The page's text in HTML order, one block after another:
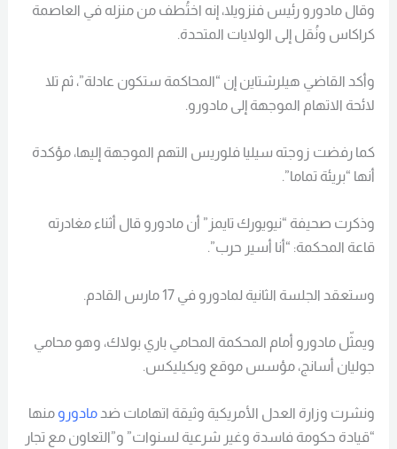
وقال مادورو رئيس فنزويلا، إنه اختُطف من منزله في العاصمة
كراكاس ونُقل إلى الولايات المتحدة.
وأكد القاضي هيلرشتاين إن “المحاكمة ستكون عادلة”، ثم تلا
لائحة الاتهام الموجهة إلى مادورو.
كما رفضت زوجته سيليا فلوريس التهم الموجهة إليها، مؤكدة
أنها “بريئة تماما”.
وذكرت صحيفة “نيويورك تايمز” أن مادورو قال أثناء مغادرته
قاعة المحكمة: “أنا أسير حرب”.
وستعقد الجلسة الثانية لمادورو في 17 مارس القادم.
ويمثّل مادورو أمام المحكمة المحامي باري بولاك، وهو محامي
جوليان أسانج، مؤسس موقع ويكيليكس.
ونشرت وزارة العدل الأمريكية وثيقة اتهامات ضد مادورو منها
“قيادة حكومة فاسدة وغير شرعية لسنوات” و”التعاون مع تجار